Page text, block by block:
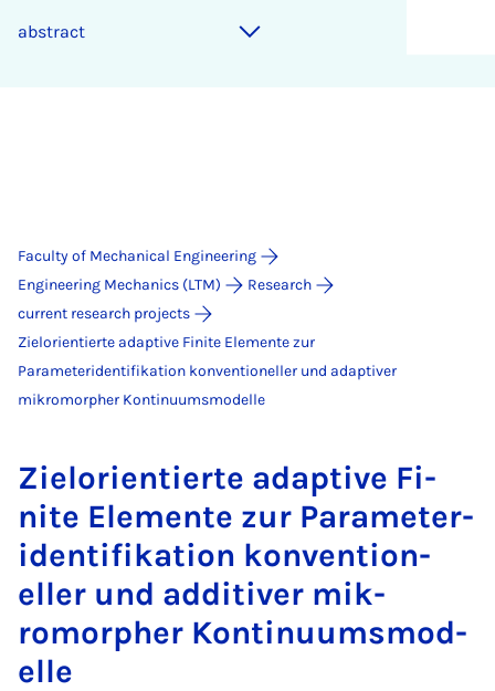
ab­stract
Faculty of Mechanical Engineering
Engineering Mechanics (LTM)
Research
current research projects
Zielorientierte adaptive Finite Elemente zur
Parameteridentifikation konventioneller und adaptiver
mikromorpher Kontinuumsmodelle
Zielori­entierte ad­apt­ive Fi­
nite Ele­mente zur Para­met­er­
iden­ti­fika­tion kon­ven­tion­
eller und ad­dit­iver mik­
romorph­er Kontinuums­mod­
elle